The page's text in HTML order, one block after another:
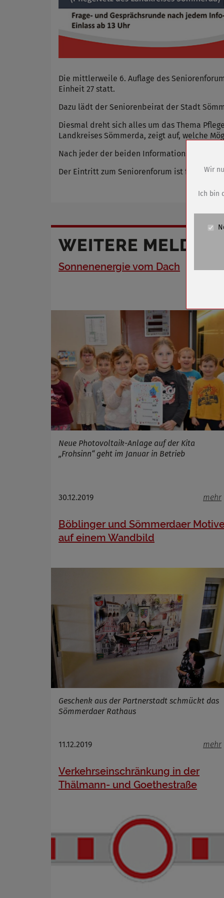
Die mittlerweile 6. Auflage des
Einheit 27 statt.
Dazu lädt der Seniorenbeirat der Stadt
Diesmal dreht sich alles um das Thema
Landkreises Sömmerda, zeigt auf, welche
Nach jeder der beiden Informationsrunden
Der Eintritt zum Seniorenforum ist frei.
WEITERE
Sonnenenergie vom Dach
Neue Photovoltaik-Anlage auf der Kita
„Frohsinn“ geht im Januar in Betrieb
30.12.2019 mehr
Böblinger und Sömmerdaer
auf einem Wandbild
Geschenk aus der Partnerstadt schmückt das
Sömmerdaer Rathaus
11.12.2019 mehr
Verkehrseinschränkung in der
Thälmann- und Goethestraße
Anbieter
Cookie
Cookie
Name
Anbieter
Zweck
Cookie
Cookie
Cookie
Wir
Ich bin